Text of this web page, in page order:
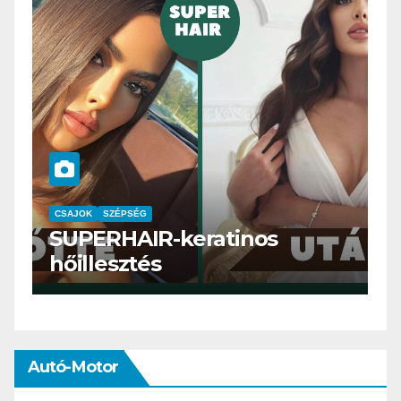
CSAJOK SMINK SZÉPSÉG
Szemöldök
meg mi?
Autó-Motor